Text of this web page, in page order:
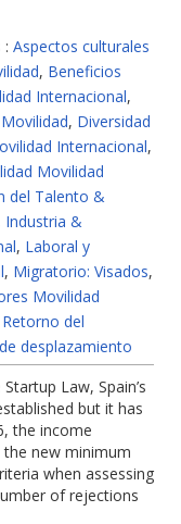
: Aspectos culturales
, Beneficios
Internacional,
, Diversidad
Internacional,
Movilidad
del Talento &
Industria &
, Laboral y
, Migratorio: Visados,
Movilidad
Retorno del
desplazamiento
Law, Spain’s
but it has
the income
new minimum
when assessing
of rejections